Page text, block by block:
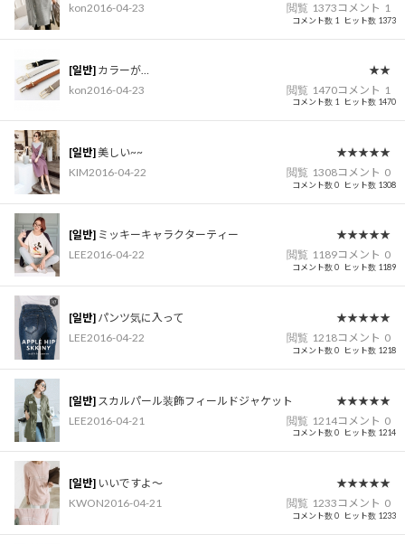
コメント数 1 ヒット数 1373
kon2016-04-23 閲覧 1373 コメント 1
コメント数 1 ヒット数 1470
[일반] カラーが…
★★
kon2016-04-23 閲覧 1470コメント 1
コメント数 0 ヒット数 1308
[일반]美しい~~
★★★★★
KIM2016-04-22 閲覧 1308コメント 0
コメント数 0 ヒット数 1189
[일반] ミッキーキャラクターティー
★★★★★
LEE2016-04-22 閲覧 1189コメント 0
コメント数 0 ヒット数 1218
[일반] パンツ気に入って
★★★★★
LEE2016-04-22 閲覧 1218コメント 0
コメント数 0 ヒット数 1214
[일반] スカルパール装飾フィールドジャケット
★★★★★
LEE2016-04-21 閲覧 1214コメント 0
コメント数 0 ヒット数 1233
[일반] いいですよ〜
★★★★★
KWON2016-04-21 閲覧 1233 コメント 0